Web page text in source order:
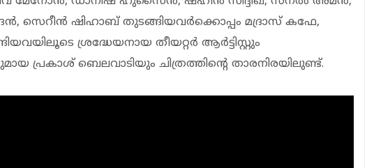
സെറീന്‍ ഷിഹാബ് തുടങ്ങിയവര്‍ക്കൊപ്പം മദ്രാസ് കഫേ,
ശ്രദ്ധേയനായ തീയറ്റര്‍ ആര്‍ട്ടിസ്റ്റും
പ്രകാശ് ബെലവാടിയും ചിത്രത്തിന്റെ താരനിരയിലുണ്ട്.